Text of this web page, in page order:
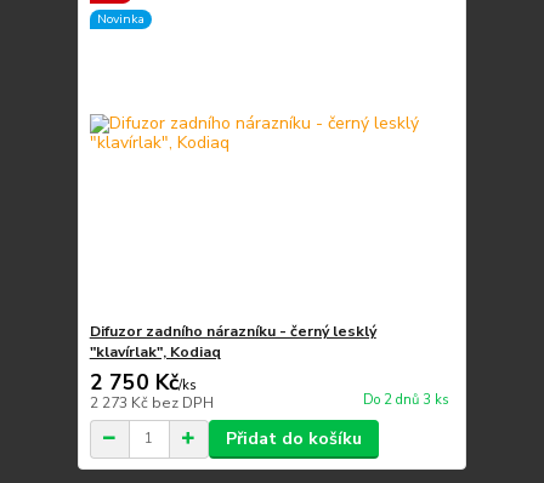
Novinka
Difuzor zadního nárazníku - černý lesklý
"klavírlak", Kodiaq
2 750 Kč/ks
2 273 Kč bez DPH Do 2 dnů 3 ks
Přidat do košíku